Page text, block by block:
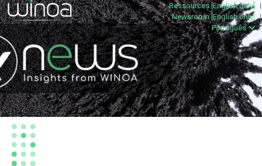
Ressources [English only]
Newsroom [English only]
Português